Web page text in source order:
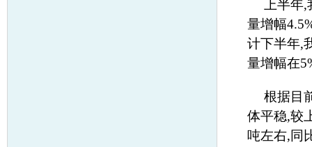
上半年,
量增幅
计下半年,
量增幅在
根据目
体平稳,较
吨左右,同